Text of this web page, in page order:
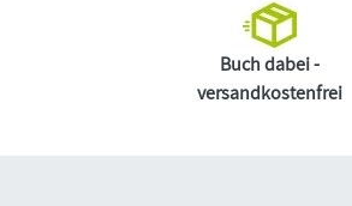
Buch dabei -
versandkostenfrei